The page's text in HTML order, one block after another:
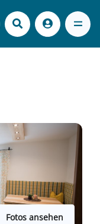
Fotos ansehen